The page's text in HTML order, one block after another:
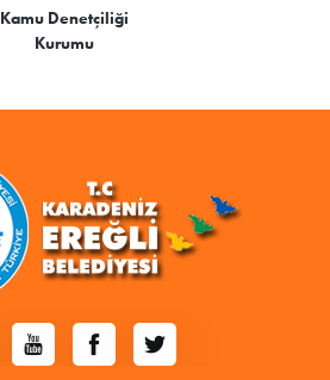
Kamu Denetçiliği
Kurumu